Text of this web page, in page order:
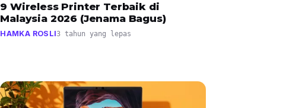
9 Wireless Printer Terbaik di
Malaysia 2026 (Jenama Bagus)
HAMKA ROSLI3 tahun yang lepas